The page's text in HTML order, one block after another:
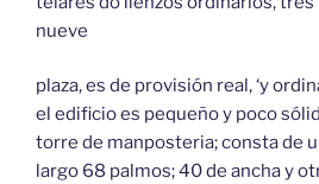
nueve
plaza, es de provisión real, ‘y
el edificio es pequeño y poco
torre de manposteria; consta de
largo 68 palmos; 40 de ancha y